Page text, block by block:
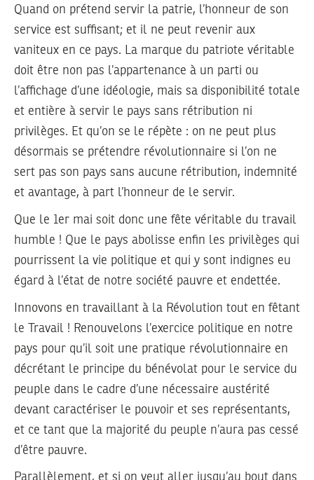
Quand on prétend servir la patrie, l’honneur de son
service est suffisant; et il ne peut revenir aux
vaniteux en ce pays. La marque du patriote véritable
doit être non pas l’appartenance à un parti ou
l’affichage d’une idéologie, mais sa disponibilité totale
et entière à servir le pays sans rétribution ni
privilèges. Et qu’on se le répète : on ne peut plus
désormais se prétendre révolutionnaire si l’on ne
sert pas son pays sans aucune rétribution, indemnité
et avantage, à part l’honneur de le servir.
Que le 1er mai soit donc une fête véritable du travail
humble ! Que le pays abolisse enfin les privilèges qui
pourrissent la vie politique et qui y sont indignes eu
égard à l’état de notre société pauvre et endettée.
Innovons en travaillant à la Révolution tout en fêtant
le Travail ! Renouvelons l’exercice politique en notre
pays pour qu’il soit une pratique révolutionnaire en
décrétant le principe du bénévolat pour le service du
peuple dans le cadre d’une nécessaire austérité
devant caractériser le pouvoir et ses représentants,
et ce tant que la majorité du peuple n’aura pas cessé
d’être pauvre.
Parallèlement, et si on veut aller jusqu’au bout dans